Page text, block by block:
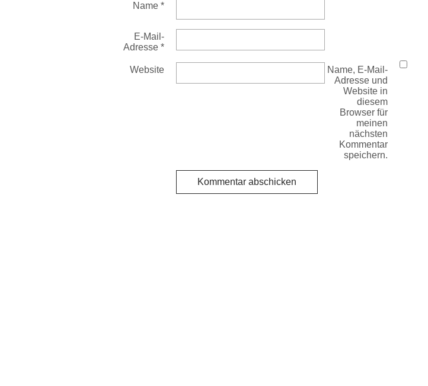
Name*
E-Mail-
Adresse*
Website
Name, E-Mail-
Adresse und
Website in
diesem
Browser für
meinen
nächsten
Kommentar
speichern.